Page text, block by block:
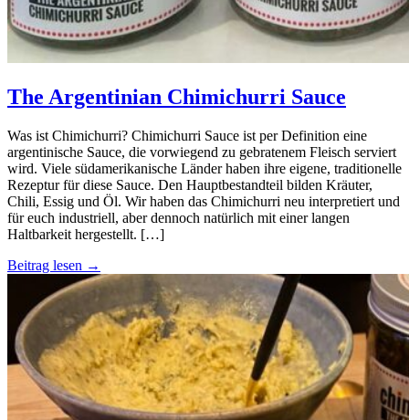
The Argentinian Chimichurri Sauce
Was ist Chimichurri? Chimichurri Sauce ist per Definition eine
argentinische Sauce, die vorwiegend zu gebratenem Fleisch serviert
wird. Viele südamerikanische Länder haben ihre eigene, traditionelle
Rezeptur für diese Sauce. Den Hauptbestandteil bilden Kräuter,
Chili, Essig und Öl. Wir haben das Chimichurri neu interpretiert und
für euch industriell, aber dennoch natürlich mit einer langen
Haltbarkeit hergestellt. […]
Beitrag lesen →